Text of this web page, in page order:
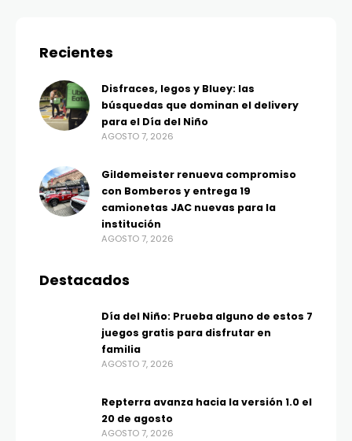
Recientes
Disfraces, legos y Bluey: las
búsquedas que dominan el delivery
para el Día del Niño
AGOSTO 7, 2026
Gildemeister renueva compromiso
con Bomberos y entrega 19
camionetas JAC nuevas para la
institución
AGOSTO 7, 2026
Destacados
Día del Niño: Prueba alguno de estos 7
juegos gratis para disfrutar en
familia
AGOSTO 7, 2026
Repterra avanza hacia la versión 1.0 el
20 de agosto
AGOSTO 7, 2026